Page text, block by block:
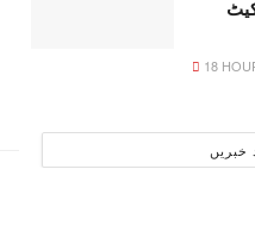
خبریں